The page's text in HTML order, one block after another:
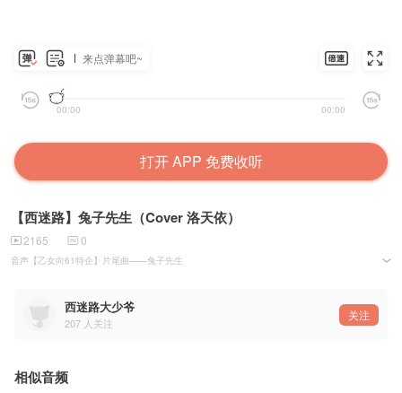
来点弹幕吧~
00:00 00:00
打开 APP 免费收听
【西迷路】兔子先生（Cover 洛天依）
2165 0
音声【乙女向61特企】片尾曲——兔子先生
谱曲：小桦啊小桦
编曲：小桦啊小桦
音声【乙女向61特企】传送ID：1005813
微博：@西迷路大少爷
西迷路大少爷
207 人关注
关注
相似音频